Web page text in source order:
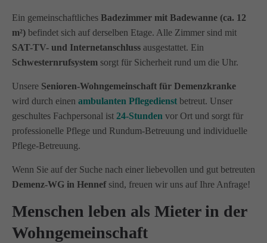
Ein gemeinschaftliches Badezimmer mit Badewanne (ca. 12
m²) befindet sich auf derselben Etage. Alle Zimmer sind mit
SAT-TV- und Internetanschluss ausgestattet. Ein
Schwesternrufsystem sorgt für Sicherheit rund um die Uhr.
Unsere Senioren-Wohngemeinschaft für Demenzkranke
wird durch einen ambulanten Pflegedienst betreut. Unser
geschultes Fachpersonal ist 24-Stunden vor Ort und sorgt für
professionelle Pflege und Rundum-Betreuung und individuelle
Pflege-Betreuung.
Wenn Sie auf der Suche nach einer liebevollen und gut betreuten
Demenz-WG in Hennefsind, freuen wir uns auf Ihre Anfrage!
Menschen leben als Mieter in der
Wohngemeinschaft